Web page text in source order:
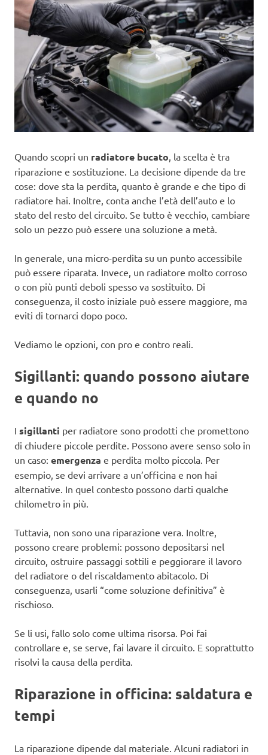
Quando scopri un radiatore bucato , la scelta è tra
riparazione e sostituzione. La decisione dipende da tre
cose: dove sta la perdita, quanto è grande e che tipo di
radiatore hai. Inoltre, conta anche l’età dell’auto e lo
stato del resto del circuito. Se tutto è vecchio, cambiare
solo un pezzo può essere una soluzione a metà.
In generale, una micro-perdita su un punto accessibile
può essere riparata. Invece, un radiatore molto corroso
o con più punti deboli spesso va sostituito. Di
conseguenza, il costo iniziale può essere maggiore, ma
eviti di tornarci dopo poco.
Vediamo le opzioni, con pro e contro reali.
Sigillanti: quando possono aiutare
e quando no
I sigillanti per radiatore sono prodotti che promettono
di chiudere piccole perdite. Possono avere senso solo in
un caso: emergenza e perdita molto piccola. Per
esempio, se devi arrivare a un’officina e non hai
alternative. In quel contesto possono darti qualche
chilometro in più.
Tuttavia, non sono una riparazione vera. Inoltre,
possono creare problemi: possono depositarsi nel
circuito, ostruire passaggi sottili e peggiorare il lavoro
del radiatore o del riscaldamento abitacolo. Di
conseguenza, usarli “come soluzione definitiva” è
rischioso.
Se li usi, fallo solo come ultima risorsa. Poi fai
controllare e, se serve, fai lavare il circuito. E soprattutto
risolvi la causa della perdita.
Riparazione in officina: saldatura e
tempi
La riparazione dipende dal materiale. Alcuni radiatori in